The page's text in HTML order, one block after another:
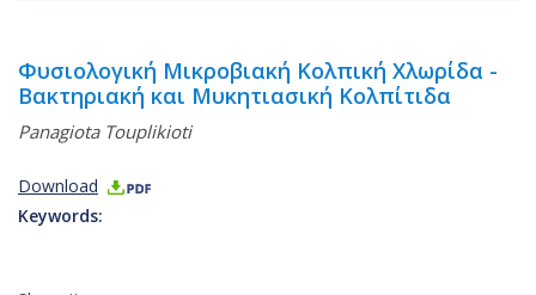
Φυσιολογική Μικροβιακή Κολπική Χλωρίδα -
Βακτηριακή και Μυκητιασική Κολπίτιδα
Panagiota Touplikioti
Download
Keywords: